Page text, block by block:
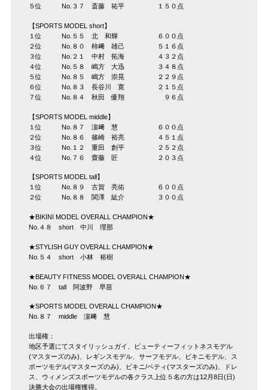
５位 No.３７ 斎藤 祐平 １５０点
【SPORTS MODEL short】
１位 No.５５ 北 和輝 ６００点
２位 No.８０ 柿﨑 雄己 ５１６点
３位 No.２１ 中村 拓海 ４３２点
４位 No.５８ 嶋方 大迅 ３４８点
５位 No.８５ 嶋方 崇晃 ２２９点
６位 No.８３ 長谷川 寛 ２１５点
７位 No.８４ 秋田 優翔 ９６点
【SPORTS MODEL middle】
１位 No.８７ 濵﨑 慧 ６００点
２位 No.８６ 篠崎 裕亮 ４５１点
３位 No.１２ 重田 創平 ２５２点
４位 No.７６ 齋藤 匠 ２０３点
【SPORTS MODEL tall】
１位 No.８９ 古賀 亮佑 ６００点
２位 No.８８ 関澤 紘介 ３００点
★BIKINI MODEL OVERALL CHAMPION★
No.４８ short 中川 理那
★STYLISH GUY OVERALL CHAMPION★
No.５４ short 小林 裕樹
★BEAUTY FITNESS MODEL OVERALL CHAMPION★
No.６７ tall 阿波野 早苗
★SPORTS MODEL OVERALL CHAMPION★
No.８７ middle 濵﨑 慧
出場権：
地区予選にてスタイリッシュガイ、ビューティーフィットネスモデル
(マスターズのみ)、レギンスモデル、サーフモデル、ビキニモデル、ス
ポーツモデル(マスターズのみ)、ビキニ/ベティ(マスターズのみ)、ドレ
ス、ウィメンズスポーツモデルの各クラス上位５名の方は12月8日(日)
決勝大会の出場権獲得。